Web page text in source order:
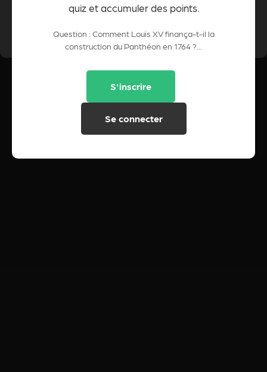
0 Pts
quiz et accumuler des points.
Question : Comment Louis XV finança-t-il la
construction du Panthéon en 1764 ?...
S'inscrire
Se connecter